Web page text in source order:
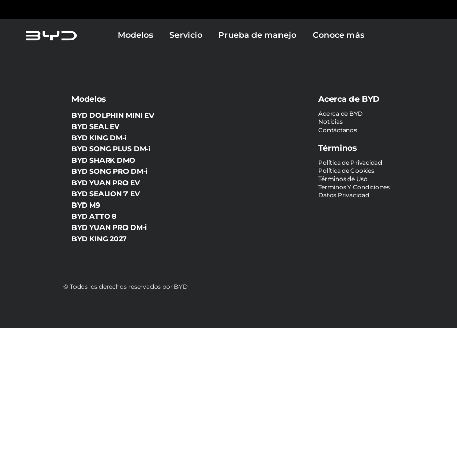
Modelos Servicio Prueba de manejo Conoce más
Modelos
BYD DOLPHIN MINI EV
BYD SEAL EV
BYD KING DM-i
BYD SONG PLUS DM-i
BYD SHARK DMO
BYD SONG PRO DM-i
BYD YUAN PRO EV
BYD SEALION 7 EV
BYD M9
BYD ATTO 8
BYD YUAN PRO DM-i
BYD KING 2027
Acerca de BYD
Acerca de BYD
Noticias
Contáctanos
Términos
Política de Privacidad
Política de Cookies
Términos de Uso
Terminos Y Condiciones
Datos Privacidad
©️ Todos los derechos reservados por BYD